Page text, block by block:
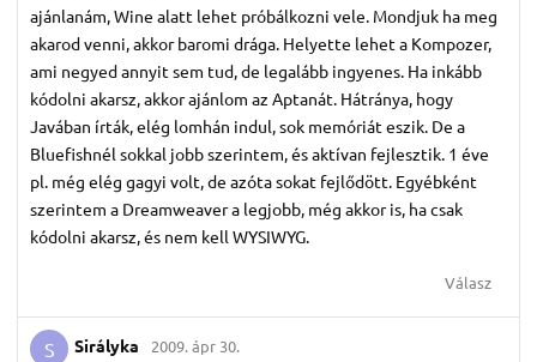
ajánlanám, Wine alatt lehet próbálkozni vele. Mondjuk ha meg
akarod venni, akkor baromi drága. Helyette lehet a Kompozer,
ami negyed annyit sem tud, de legalább ingyenes. Ha inkább
kódolni akarsz, akkor ajánlom az Aptanát. Hátránya, hogy
Javában írták, elég lomhán indul, sok memóriát eszik. De a
Bluefishnél sokkal jobb szerintem, és aktívan fejlesztik. 1 éve
pl. még elég gagyi volt, de azóta sokat fejlődött. Egyébként
szerintem a Dreamweaver a legjobb, még akkor is, ha csak
kódolni akarsz, és nem kell WYSIWYG.
Válasz
S Sirályka 2009. ápr 30.